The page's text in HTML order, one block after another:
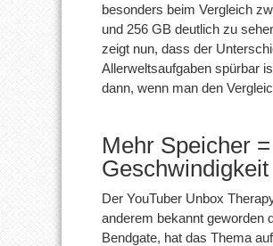
langsamer
die
Chips
besonders beim Vergleich
und 256 GB deutlich zu
zeigt nun, dass der
Allerweltsaufgaben spürbar
dann, wenn man den
Mehr Speicher
Geschwindigkeit
Der YouTuber Unbox
anderem bekannt geworden
Bendgate, hat das Thema